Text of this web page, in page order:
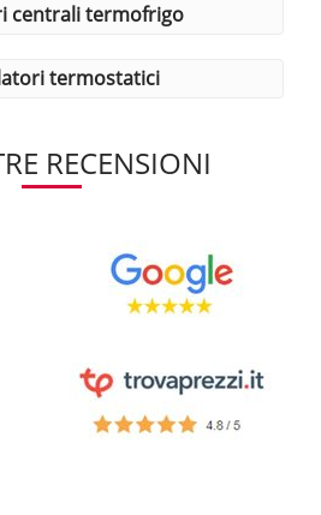
centrali termofrigo
termostatici
RECENSIONI